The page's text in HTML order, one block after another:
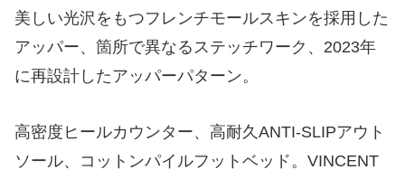
美しい光沢をもつフレンチモールスキンを採用した
アッパー、箇所で異なるステッチワーク、2023年
に再設計したアッパーパターン。
高密度ヒールカウンター、高耐久ANTI-SLIPアウト
ソール、コットンパイルフットベッド。VINCENT